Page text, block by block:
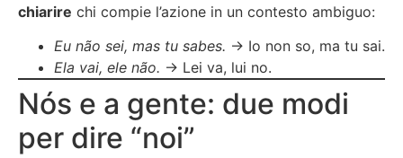
chiarire chi compie l’azione in un contesto ambiguo:
Eu não sei, mas tu sabes. → Io non so, ma tu sai.
Ela vai, ele não. → Lei va, lui no.
Nós e a gente: due modi
per dire “noi”